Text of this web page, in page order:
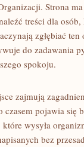
Strona
treści dla
zgłębiać
do zadawania
spokoju.
zajmują
czasem pojawia się
które wysyła
bez